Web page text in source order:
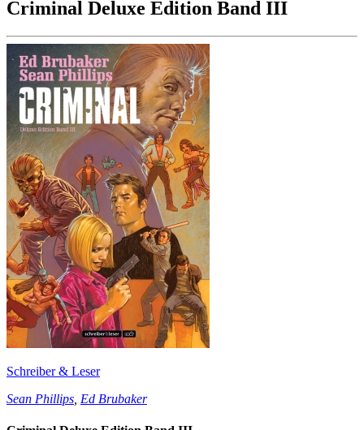
Criminal Deluxe Edition Band III
Schreiber & Leser
Sean Phillips Ed Brubaker